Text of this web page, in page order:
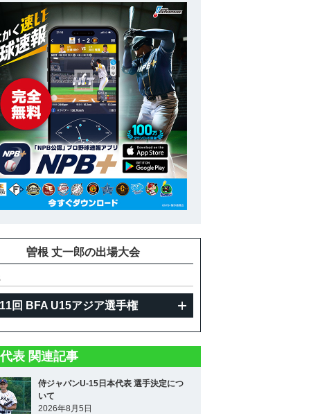
曽根 丈一郎の出場大会
回 BFA U15アジア選手権
表 関連記事
侍ジャパンU-15日本代表 選手決定につ
いて
2026年8月5日